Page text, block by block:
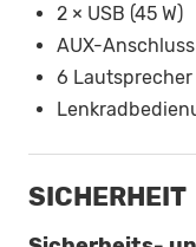
2 × USB (45 W)
AUX-Anschluss
6 Lautsprecher
SICHERHEIT